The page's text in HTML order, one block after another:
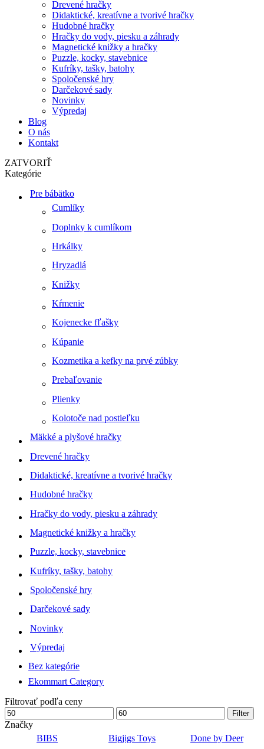
Drevené hračky
Didaktické, kreatívne a tvorivé hračky
Hudobné hračky
Hračky do vody, piesku a záhrady
Magnetické knižky a hračky
Puzzle, kocky, stavebnice
Kufríky, tašky, batohy
Spoločenské hry
Darčekové sady
Novinky
Výpredaj
Blog
O nás
Kontakt
ZATVORIŤ
Kategórie
Pre bábätko
Cumlíky
Doplnky k cumlíkom
Hrkálky
Hryzadlá
Knižky
Kŕmenie
Kojenecke fľašky
Kúpanie
Kozmetika a kefky na prvé zúbky
Prebaľovanie
Plienky
Kolotoče nad postieľku
Mäkké a plyšové hračky
Drevené hračky
Didaktické, kreatívne a tvorivé hračky
Hudobné hračky
Hračky do vody, piesku a záhrady
Magnetické knižky a hračky
Puzzle, kocky, stavebnice
Kufríky, tašky, batohy
Spoločenské hry
Darčekové sady
Novinky
Výpredaj
Bez kategórie
Ekommart Category
Filtrovať podľa ceny
Minimálna
cena
Maximálna
cena
Filter
Značky
BIBS
Bigjigs Toys
Done by Deer